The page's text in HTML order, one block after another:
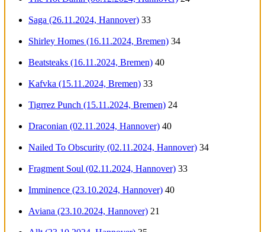
Saga (26.11.2024, Hannover) 33
Shirley Homes (16.11.2024, Bremen) 34
Beatsteaks (16.11.2024, Bremen) 40
Kafvka (15.11.2024, Bremen) 33
Tigrrez Punch (15.11.2024, Bremen) 24
Draconian (02.11.2024, Hannover) 40
Nailed To Obscurity (02.11.2024, Hannover) 34
Fragment Soul (02.11.2024, Hannover) 33
Imminence (23.10.2024, Hannover) 40
Aviana (23.10.2024, Hannover) 21